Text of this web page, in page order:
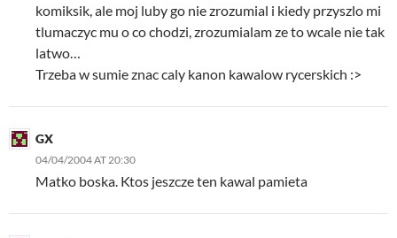
komiksik, ale moj luby go nie zrozumial i kiedy przyszlo mi
tlumaczyc mu o co chodzi, zrozumialam ze to wcale nie tak
latwo…
Trzeba w sumie znac caly kanon kawalow rycerskich :>
GX
04/04/2004 AT 20:30
Matko boska. Ktos jeszcze ten kawal pamieta